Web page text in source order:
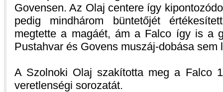
Govensen. Az Olaj centere így
pedig mindhárom büntetőjét
megtette a magáét, ám a Falco így is a
Pustahvar és Govens muszáj-dobása sem
A Szolnoki Olaj szakította meg a Falco
veretlenségi sorozatát.